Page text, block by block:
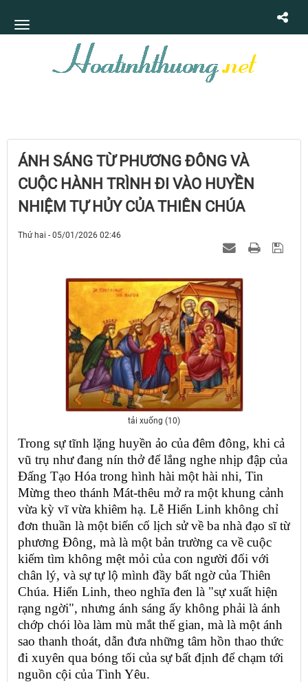
ÁNH SÁNG TỪ PHƯƠNG ĐÔNG VÀ
CUỘC HÀNH TRÌNH ĐI VÀO HUYỀN
NHIỆM TỰ HỦY CỦA THIÊN CHÚA
Thứ hai - 05/01/2026 02:46
tải xuống (10)
Trong sự tĩnh lặng huyền ảo của đêm đông, khi cả
vũ trụ như đang nín thở để lắng nghe nhịp đập của
Đấng Tạo Hóa trong hình hài một hài nhi, Tin
Mừng theo thánh Mát-thêu mở ra một khung cảnh
vừa kỳ vĩ vừa khiêm hạ. Lễ Hiển Linh không chỉ
đơn thuần là một biến cố lịch sử về ba nhà đạo sĩ từ
phương Đông, mà là một bản trường ca về cuộc
kiếm tìm không mệt mỏi của con người đối với
chân lý, và sự tự lộ mình đầy bất ngờ của Thiên
Chúa. Hiển Linh, theo nghĩa đen là "sự xuất hiện
rạng ngời", nhưng ánh sáng ấy không phải là ánh
chớp chói lòa làm mù mắt thế gian, mà là một ánh
sao thanh thoát, dẫn đưa những tâm hồn thao thức
đi xuyên qua bóng tối của sự bất định để chạm tới
nguồn cội của Tình Yêu.